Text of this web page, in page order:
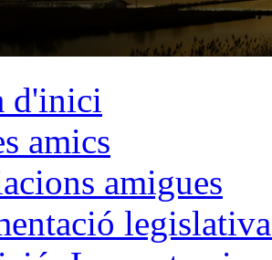
d'inici
amics
amigues